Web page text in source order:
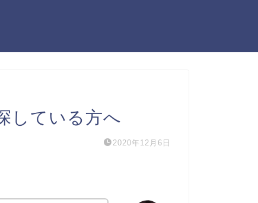
している方へ
2020年12月6日